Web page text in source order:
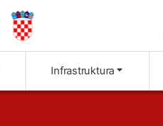
Infrastruktura